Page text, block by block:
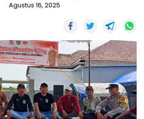
Agustus 16, 2025